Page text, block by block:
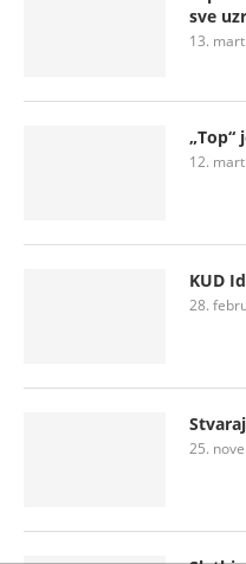
sve
13.
„Top“
12.
KUD
28.
25.